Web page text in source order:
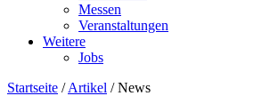
Messen
Veranstaltungen
Weitere
Jobs
Startseite /Artikel /News